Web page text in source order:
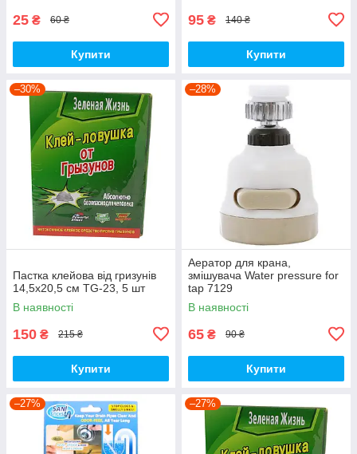
25 ₴ 60 ₴
Купити
95 ₴ 140 ₴
Купити
–30%
Пастка клейова від гризунів
14,5х20,5 см TG-23, 5 шт
В наявності
150 ₴ 215 ₴
Купити
–28%
Аератор для крана,
змішувача Water pressure for
tap 7129
В наявності
65 ₴ 90 ₴
Купити
–27% –27%